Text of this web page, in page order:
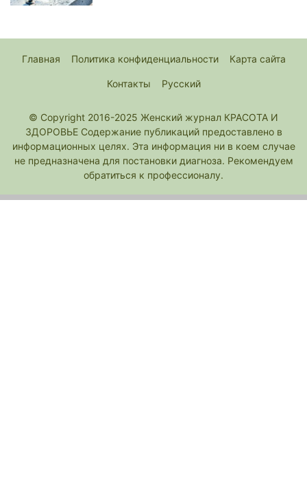
Главная Политика конфиденциальности Карта сайта
Контакты Русский
© Copyright 2016-2025 Женский журнал КРАСОТА И
ЗДОРОВЬЕ Содержание публикаций предоставлено в
информационных целях. Эта информация ни в коем случае
не предназначена для постановки диагноза. Рекомендуем
обратиться к профессионалу.